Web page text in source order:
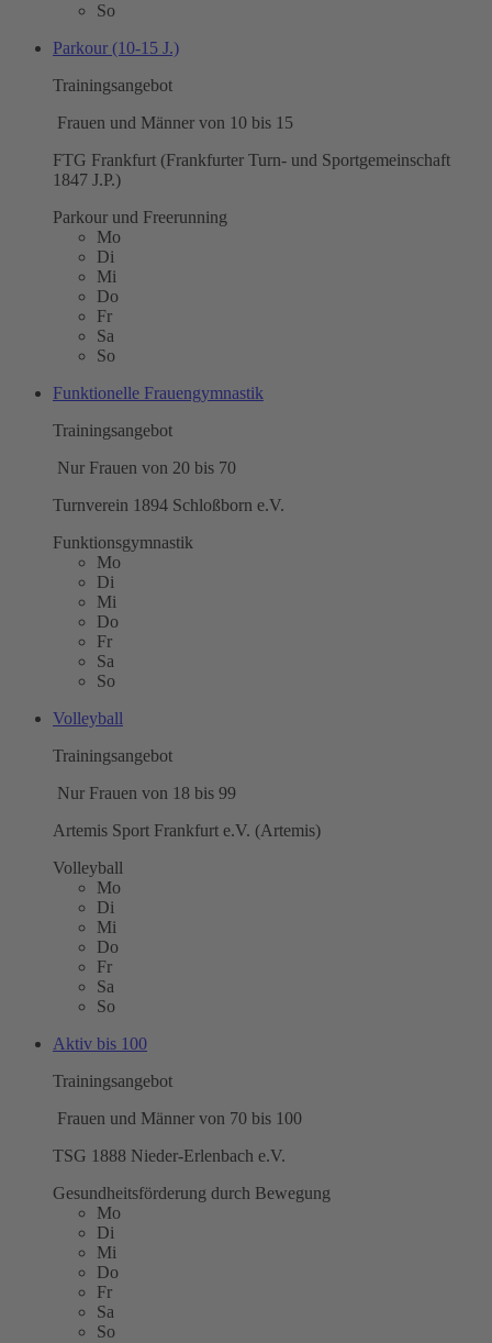
So
Parkour (10-15 J.)
Trainingsangebot
Frauen und Männer von 10 bis 15
FTG Frankfurt (Frankfurter Turn- und Sportgemeinschaft
1847 J.P.)
Parkour und Freerunning
Mo
Di
Mi
Do
Fr
Sa
So
Funktionelle Frauengymnastik
Trainingsangebot
Nur Frauen von 20 bis 70
Turnverein 1894 Schloßborn e.V.
Funktionsgymnastik
Mo
Di
Mi
Do
Fr
Sa
So
Volleyball
Trainingsangebot
Nur Frauen von 18 bis 99
Artemis Sport Frankfurt e.V. (Artemis)
Volleyball
Mo
Di
Mi
Do
Fr
Sa
So
Aktiv bis 100
Trainingsangebot
Frauen und Männer von 70 bis 100
TSG 1888 Nieder-Erlenbach e.V.
Gesundheitsförderung durch Bewegung
Mo
Di
Mi
Do
Fr
Sa
So